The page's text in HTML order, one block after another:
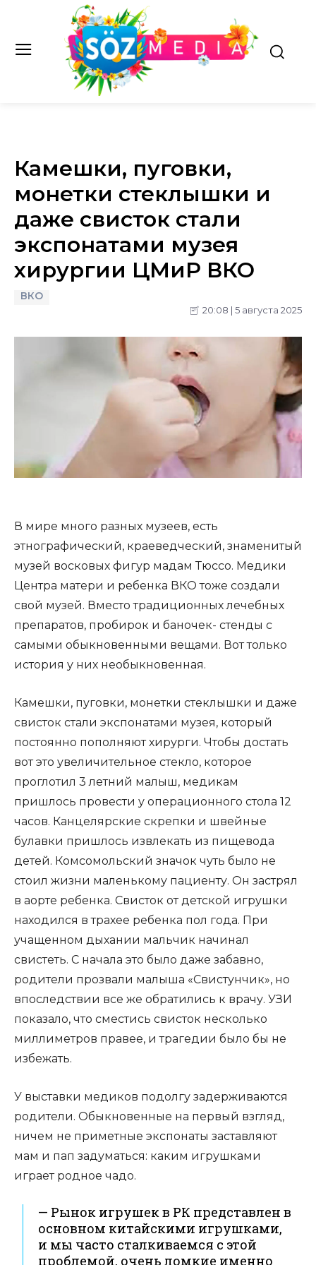
Камешки, пуговки,
монетки стеклышки и
даже свисток стали
экспонатами музея
хирургии ЦМиР ВКО
ВКО
20:08 | 5 августа 2025
В мире много разных музеев, есть
этнографический, краеведческий, знаменитый
музей восковых фигур мадам Тюссо. Медики
Центра матери и ребенка ВКО тоже создали
свой музей. Вместо традиционных лечебных
препаратов, пробирок и баночек- стенды с
самыми обыкновенными вещами. Вот только
история у них необыкновенная.
Камешки, пуговки, монетки стеклышки и даже
свисток стали экспонатами музея, который
постоянно пополняют хирурги. Чтобы достать
вот это увеличительное стекло, которое
проглотил 3 летний малыш, медикам
пришлось провести у операционного стола 12
часов. Канцелярские скрепки и швейные
булавки пришлось извлекать из пищевода
детей. Комсомольский значок чуть было не
стоил жизни маленькому пациенту. Он застрял
в аорте ребенка. Свисток от детской игрушки
находился в трахее ребенка пол года. При
учащенном дыхании мальчик начинал
свистеть. С начала это было даже забавно,
родители прозвали малыша «Свистунчик», но
впоследствии все же обратились к врачу. УЗИ
показало, что сместись свисток несколько
миллиметров правее, и трагедии было бы не
избежать.
У выставки медиков подолгу задерживаются
родители. Обыкновенные на первый взгляд,
ничем не приметные экспонаты заставляют
мам и пап задуматься: каким игрушками
играет родное чадо.
— Рынок игрушек в РК представлен в
основном китайскими игрушками,
и мы часто сталкиваемся с этой
проблемой, очень ломкие именно